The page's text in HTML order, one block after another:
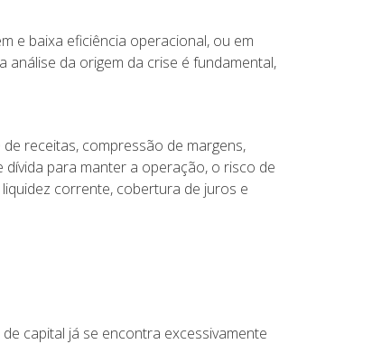
e baixa eficiência operacional, ou em
da origem da crise é fundamental,
receitas, compressão de margens,
para manter a operação, o risco de
corrente, cobertura de juros e
capital já se encontra excessivamente